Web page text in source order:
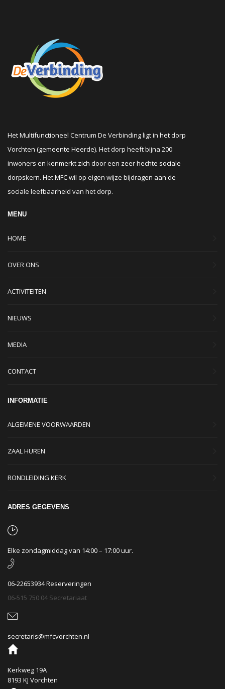
Het Multifunctioneel Centrum De Verbinding ligt in het dorp
Vorchten (gemeente Heerde). Het dorp heeft bijna 200
inwoners en kenmerkt zich door een zeer hechte sociale
dorpskern. Het MFC wil op eigen wijze bijdragen aan de
sociale leefbaarheid van het dorp.
MENU
HOME
OVER ONS
ACTIVITEITEN
NIEUWS
MEDIA
CONTACT
INFORMATIE
ALGEMENE VOORWAARDEN
ZAAL HUREN
RONDLEIDING KERK
ADRES GEGEVENS
Elke zondagmiddag van 14:00 – 17:00 uur.
06-22653934 Reserveringen
06-515 750 04 Secretariaat
secretaris@mfcvorchten.nl
Kerkweg 19A
8193 KJ Vorchten